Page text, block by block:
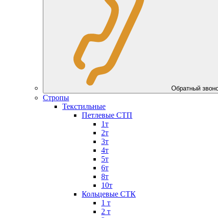
Обратный
Стропы
Текстильные
Петлевые СТП
1т
2т
3т
4т
5т
6т
8т
10т
Кольцевые СТК
1 т
2 т